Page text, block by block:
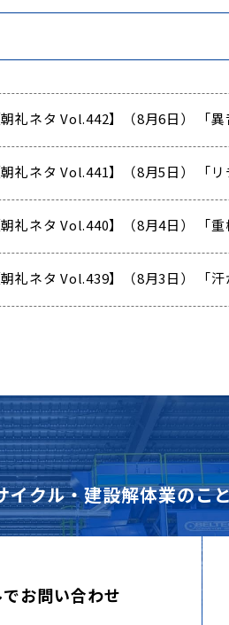
朝礼ネタ Vol.442】（8月6日） 「
朝礼ネタ Vol.441】（8月5日） 「
朝礼ネタ Vol.440】（8月4日） 「
朝礼ネタ Vol.439】（8月3日） 「
クル・建設解体業のこ
お問い合わせ